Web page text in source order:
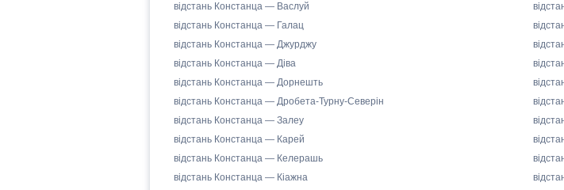
відстань Констанца — Васлуй
відстань Констанца — Галац
відстань Констанца — Джурджу
відстань Констанца — Діва
відстань Констанца — Дорнешть
відстань Констанца — Дробета-Турну-Северін
відстань Констанца — Залеу
відстань Констанца — Карей
відстань Констанца — Келерашь
відстань Констанца — Кіажна